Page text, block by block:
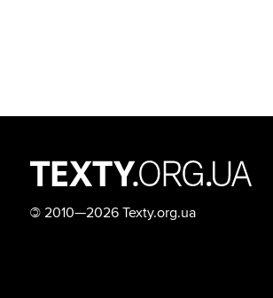
© 2010—2026 Texty.org.ua